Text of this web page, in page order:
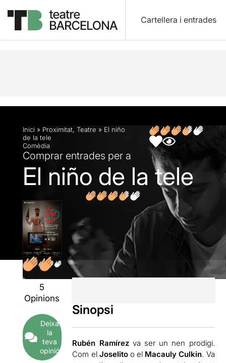
Cartellera i entrades
Descripció Fitxa artística Fotos i vídeos
Inici » Proximitat, Teatre » El niño
de la tele
Comèdia
Comprar entrades per a
El niño de la tele
5
Opinions
Deixa
la
teva
opinió
Sinopsi
Rubén Ramírezva ser un nen prodigi.
Com el Joselitoo el Macauly Culkin. Va